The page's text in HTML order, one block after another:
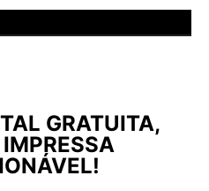
GRATUITA,